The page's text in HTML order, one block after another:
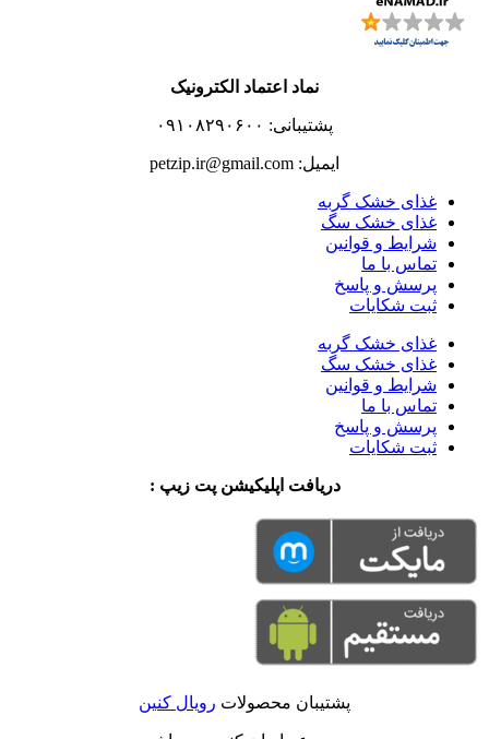
نماد اعتماد الکترونیک
پشتیبانی: ۰۹۱۰۸۲۹۰۶۰۰
ایمیل: petzip.ir@gmail.com
غذای خشک گربه
غذای خشک سگ
شرایط و قوانین
تماس با ما
پرسش و پاسخ
ثبت شکایات
غذای خشک گربه
غذای خشک سگ
شرایط و قوانین
تماس با ما
پرسش و پاسخ
ثبت شکایات
دریافت اپلیکیشن پت زیپ :
پشتیبان محصولات رویال کنین